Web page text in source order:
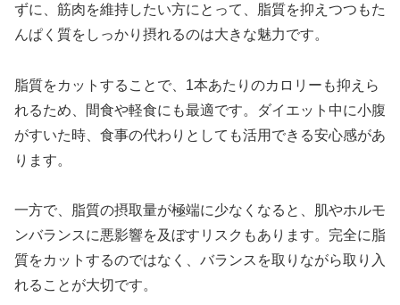
ずに、筋肉を維持したい方にとって、脂質を抑えつつもた
んぱく質をしっかり摂れるのは大きな魅力です。
脂質をカットすることで、1本あたりのカロリーも抑えら
れるため、間食や軽食にも最適です。ダイエット中に小腹
がすいた時、食事の代わりとしても活用できる安心感があ
ります。
一方で、脂質の摂取量が極端に少なくなると、肌やホルモ
ンバランスに悪影響を及ぼすリスクもあります。完全に脂
質をカットするのではなく、バランスを取りながら取り入
れることが大切です。